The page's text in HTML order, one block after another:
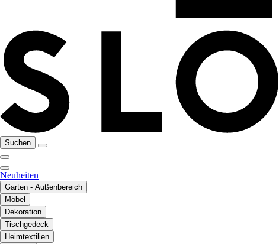
Suchen
Neuheiten
Garten - Außenbereich
Möbel
Dekoration
Tischgedeck
Heimtextilien